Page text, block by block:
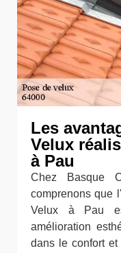
Les
Velux
à Pau
Chez Basque
comprenons que
Velux à Pau
amélioration
dans le confort et